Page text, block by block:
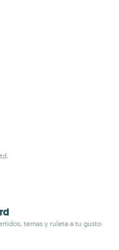
temas y ruleta a tu gusto